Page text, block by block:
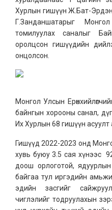
Хурлын гишүүн Ж.Бат-
Г.Занданшатарыг
томилуулах саналыг
оролцсон гишүүдийн
онцолсон.
Монгол Улсын
байнгын хорооны санал,
Их Хурлын 68 гишүүн асуулт
Гишүүд 2022-2023 онд
хувь буюу 3.5 сая хүнээс
доош орлоготой,
байгаа тул иргэдийн
эдийн засгийг
чиглэлийг тодруулахын